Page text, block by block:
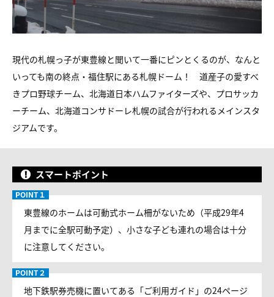
現代の札幌っ子が東豊線と聞いて一番にピンとくるのが、なんと
いっても南の終点・福住駅にある札幌ドーム！ 道産子の愛すべ
きプロ野球チーム、北海道日本ハムファイターズや、プロサッカ
ーチーム、北海道コンサドーレ札幌の試合が行われるメインスタ
ジアムです。
スマートポイント
東豊線のホームは可動式ホーム柵がないため（平成29年4
月までに全駅可動予定）、小さな子ども連れの場合は十分
に注意してください。
地下鉄駅券売機に置いてある「ご利用ガイド」の24ページ